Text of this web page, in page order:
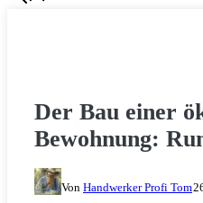
Der Bau einer
Bewohnung:
Von Handwerker Profi Tom